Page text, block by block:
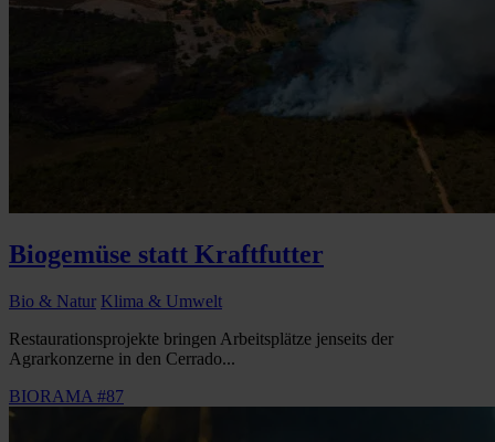
Biogemüse statt Kraftfutter
Bio & Natur Klima & Umwelt
Restaurationsprojekte bringen Arbeitsplätze jenseits der
Agrarkonzerne in den Cerrado...
BIORAMA #87